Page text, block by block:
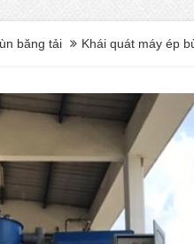
băng tải Khái quát máy ép